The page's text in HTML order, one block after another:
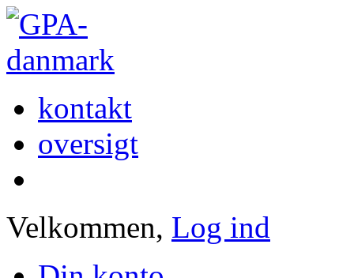
kontakt
oversigt
Velkommen, Log ind